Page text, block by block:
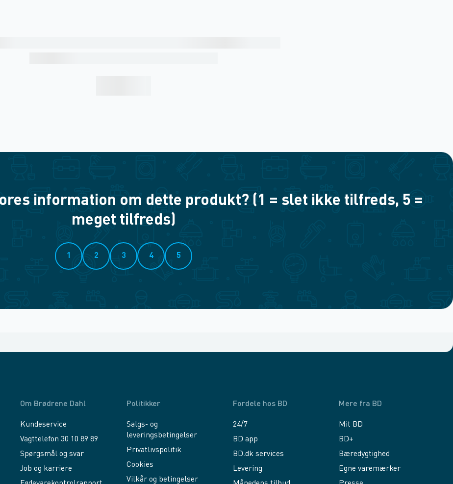
information om dette produkt? (1 = slet ikke tilfreds, 5 =
meget tilfreds)
1 2 3 4 5
Om Brødrene Dahl
Kundeservice
Vagttelefon 30 10 89 89
Spørgsmål og svar
Job og karriere
Politikker
Salgs- og
leveringsbetingelser
Privatlivspolitik
Cookies
Vilkår og betingelser
Fordele hos BD
24/7
BD app
BD.dk services
Levering
Mere fra BD
Mit BD
BD+
Bæredygtighed
Egne varemærker